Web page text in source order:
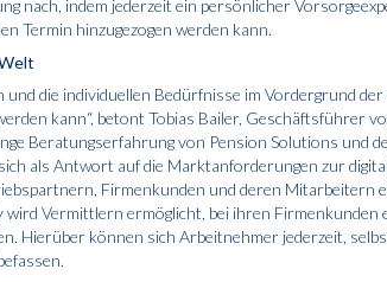
nach, indem jederzeit ein persönlicher
Termin hinzugezogen werden kann.
die individuellen Bedürfnisse im Vordergrund
kann“, betont Tobias Bailer, Geschäftsführer
Beratungserfahrung von Pension Solutions und
als Antwort auf die Marktanforderungen zur
Firmenkunden und deren Mitarbeitern
Vermittlern ermöglicht, bei ihren Firmenkunden
Hierüber können sich Arbeitnehmer jederzeit,